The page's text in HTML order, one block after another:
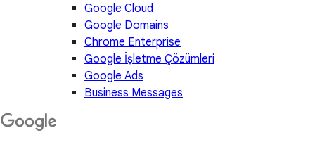
Google Cloud
Google Domains
Chrome Enterprise
Google İşletme Çözümleri
Google Ads
Business Messages